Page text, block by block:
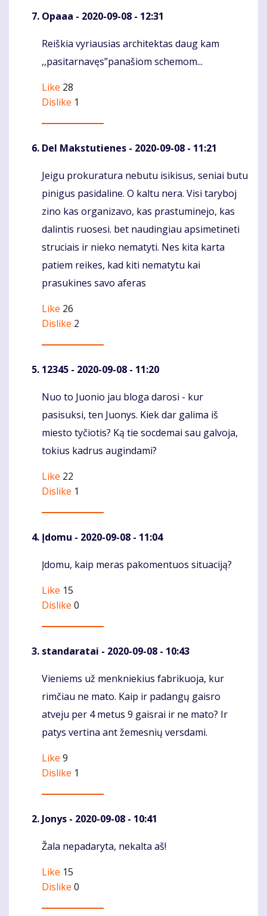
Opaaa - 2020-09-08 - 12:31
Komentaras
Reiškia vyriausias architektas daug kam
,,pasitarnavęs”panašiom schemom...
Like 28
Dislike 1
Del Makstutienes - 2020-09-08 - 11:21
Komentaras
Jeigu prokuratura nebutu isikisus, seniai butu
pinigus pasidaline. O kaltu nera. Visi taryboj
zino kas organizavo, kas prastuminejo, kas
dalintis ruosesi. bet naudingiau apsimetineti
struciais ir nieko nematyti. Nes kita karta
patiem reikes, kad kiti nematytu kai
prasukines savo aferas
Like 26
Dislike 2
12345 - 2020-09-08 - 11:20
Komentaras
Nuo to Juonio jau bloga darosi - kur
pasisuksi, ten Juonys. Kiek dar galima iš
miesto tyčiotis? Ką tie socdemai sau galvoja,
tokius kadrus augindami?
Like 22
Dislike 1
Įdomu - 2020-09-08 - 11:04
Komentaras
Įdomu, kaip meras pakomentuos situaciją?
Like 15
Dislike 0
standaratai - 2020-09-08 - 10:43
Komentaras
Vieniems už menkniekius fabrikuoja, kur
rimčiau ne mato. Kaip ir padangų gaisro
atveju per 4 metus 9 gaisrai ir ne mato? Ir
patys vertina ant žemesnių versdami.
Like 9
Dislike 1
Jonys - 2020-09-08 - 10:41
Komentaras
Žala nepadaryta, nekalta aš!
Like 15
Dislike 0